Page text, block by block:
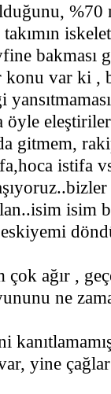
%70
bakması
var ki ,
öyle
gitmem,
istifa
ağır ,
ne
yine